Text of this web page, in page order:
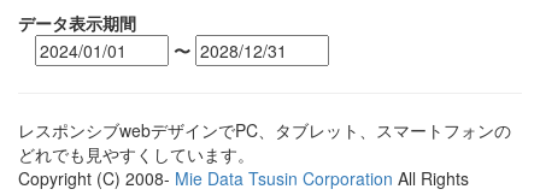
データ表示期間
〜
レスポンシブwebデザインでPC、タブレット、スマートフォンの
どれでも見やすくしています。
Copyright (C) 2008- Mie Data Tsusin Corporation All Rights